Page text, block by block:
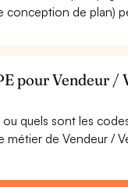
conception de plan)
pour Vendeur /
quels sont les
métier de Vendeur /